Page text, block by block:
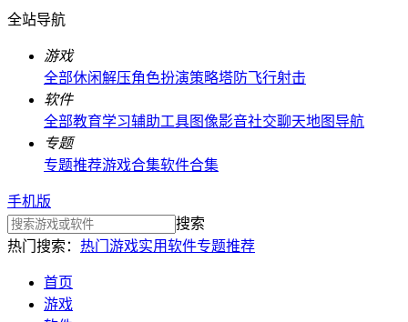
全站导航
游戏
全部休闲解压角色扮演策略塔防飞行射击
软件
全部教育学习辅助工具图像影音社交聊天地图导航
专题
专题推荐游戏合集软件合集
手机版
搜索
热门搜索： 热门游戏实用软件专题推荐
首页
游戏